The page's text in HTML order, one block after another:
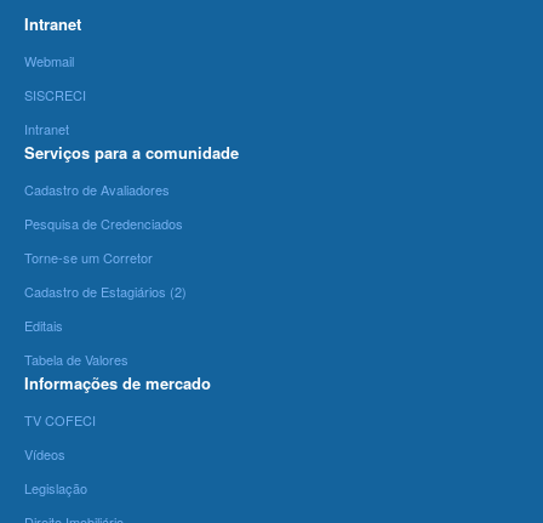
Intranet
Webmail
SISCRECI
Intranet
Serviços para a comunidade
Cadastro de Avaliadores
Pesquisa de Credenciados
Torne-se um Corretor
Cadastro de Estagiários (2)
Editais
Tabela de Valores
Informações de mercado
TV COFECI
Vídeos
Legislação